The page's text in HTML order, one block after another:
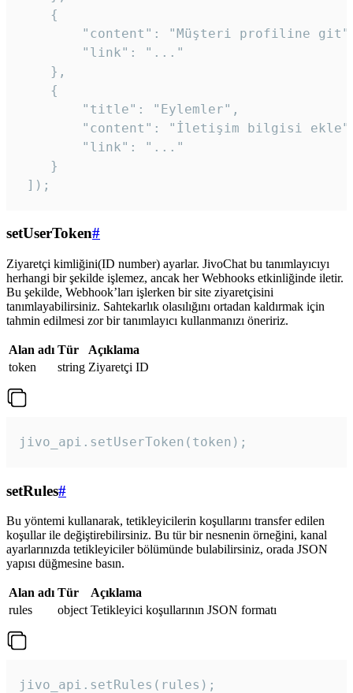
    {
"content": "Müşteri profiline
        "link": "..."
    },
    {
        "title": "Eylemler",
"content": "İletişim bilgisi
        "link": "..."
    }
]);
setUserToken#
Ziyaretçi kimliğini(ID number) ayarlar. JivoChat bu tanımlayıcıyı
herhangi bir şekilde işlemez, ancak her Webhooks etkinliğinde iletir.
Bu şekilde, Webhook’ları işlerken bir site ziyaretçisini
tanımlayabilirsiniz. Sahtekarlık olasılığını ortadan kaldırmak için
tahmin edilmesi zor bir tanımlayıcı kullanmanızı öneririz.
Alan adı Tür
Açıklama
token
string Ziyaretçi ID
jivo_api.setUserToken(token);
setRules#
Bu yöntemi kullanarak, tetikleyicilerin koşullarını transfer edilen
koşullar ile değiştirebilirsiniz. Bu tür bir nesnenin örneğini, kanal
ayarlarınızda tetikleyiciler bölümünde bulabilirsiniz, orada JSON
yapısı düğmesine basın.
Alan adı Tür
Açıklama
rules
object Tetikleyici koşullarının JSON formatı
jivo_api.setRules(rules);